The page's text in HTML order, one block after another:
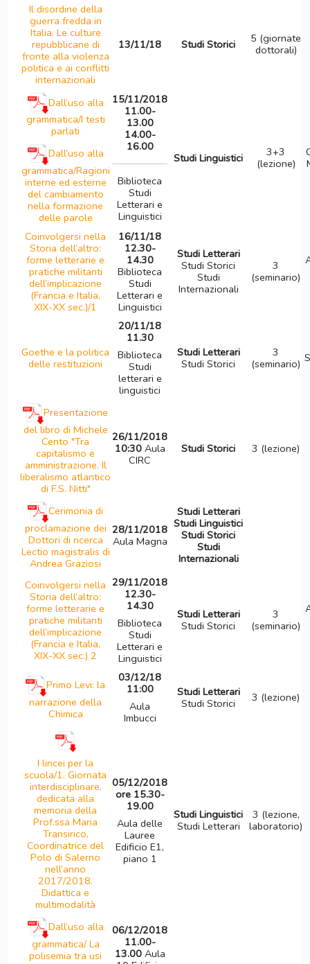
Il disordine della
guerra fredda in
Italia. Le culture
repubblicane di
fronte alla violenza
politica e ai conflitti
internazionali
13/11/18 Studi Storici
5 (giornate
dottorali)
Dall’uso alla
grammatica/I testi
parlati
15/11/2018
11.00-
13.00
14.00-
16.00
Biblioteca
Studi
Letterari e
Linguistici
Studi Linguistici
3+3
(lezione)
Dall’uso alla
grammatica/Ragioni
interne ed esterne
del cambiamento
nella formazione
delle parole
Coinvolgersi nella
Storia dell’altro:
forme letterarie e
pratiche militanti
dell’implicazione
(Francia e Italia,
XIX-XX sec.)/1
16/11/18
12.30-
14.30
Biblioteca
Studi
Letterari e
Linguistici
Studi Letterari
Studi Storici
Studi
Internazionali
3
(seminario)
Goethe e la politica
delle restituzioni
20/11/18
11.30
Biblioteca
Studi
letterari e
linguistici
Studi Letterari
Studi Storici
3
(seminario)
Presentazione
del libro di Michele
Cento "Tra
capitalismo e
amministrazione. Il
liberalismo atlantico
di F.S. Nitti"
26/11/2018
10:30 Aula
CIRC
Studi Storici 3 (lezione)
Cerimonia di
proclamazione dei
Dottori di ricerca
Lectio magistralis di
Andrea Graziosi
28/11/2018
Aula Magna
Studi Letterari
Studi Linguistici
Studi Storici
Studi
Internazionali
Coinvolgersi nella
Storia dell’altro:
forme letterarie e
pratiche militanti
dell’implicazione
(Francia e Italia,
XIX-XX sec.) 2
29/11/2018
12.30-
14.30
Biblioteca
Studi
Letterari e
Linguistici
Studi Letterari
Studi Storici
3
(seminario)
Primo Levi: la
narrazione della
Chimica
03/12/18
11:00
Aula
Imbucci
Studi Letterari
Studi Storici
3 (lezione)
I lincei per la
scuola/1. Giornata
interdisciplinare,
dedicata alla
memoria della
Prof.ssa Maria
Transirico,
Coordinatrice del
Polo di Salerno
nell’anno
2017/2018.
Didattica e
multimodalità
05/12/2018
ore 15.30-
19.00
Aula delle
Lauree
Edificio E1,
piano 1
Studi Linguistici
Studi Letterari
3 (lezione,
laboratorio)
Dall’uso alla
grammatica/ La
polisemia tra usi
06/12/2018
11.00-
13.00 Aula